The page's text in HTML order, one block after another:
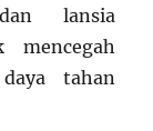
lansia
mencegah
tahan